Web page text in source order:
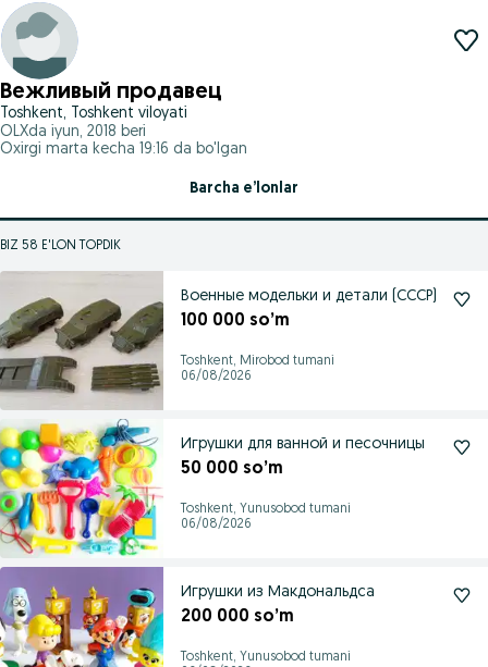
Вежливый продавец
Toshkent, Toshkent viloyati
OLXda iyun, 2018 beri
Oxirgi marta kecha 19:16 da bo'lgan
Barcha e’lonlar
BIZ 58 E'LON TOPDIK
Военные модельки и детали (СССР)
100 000 so’m
Toshkent, Mirobod tumani
06/08/2026
Игрушки для ванной и песочницы
50 000 so’m
Toshkent, Yunusobod tumani
06/08/2026
Игрушки из Макдональдса
200 000 so’m
Toshkent, Yunusobod tumani